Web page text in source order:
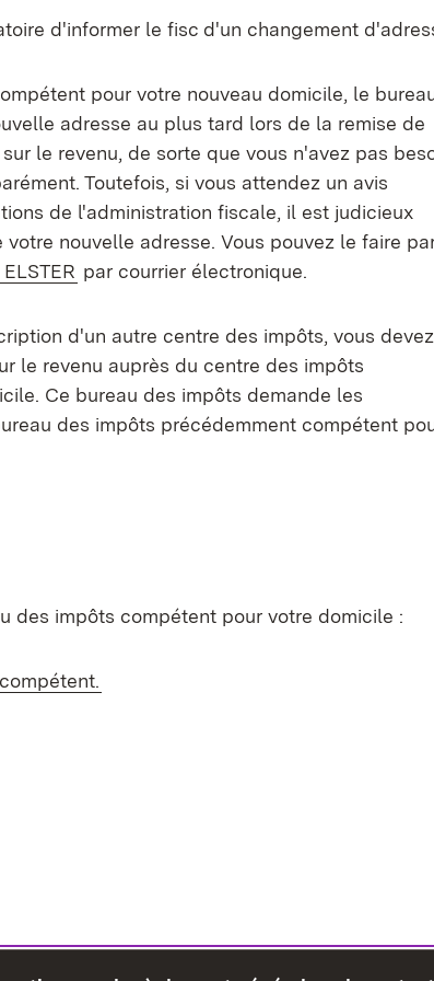
d'informer le fisc d'un changement
pour votre nouveau domicile, le
adresse au plus tard lors de la remise de
le revenu, de sorte que vous n'avez pas
Toutefois, si vous attendez un avis
de l'administration fiscale, il est judicieux
nouvelle adresse. Vous pouvez le faire
Externe:
ELSTER (S’ouvre dans un nouvel onglet)
par courrier électronique.
d'un autre centre des impôts, vous devez
le revenu auprès du centre des impôts
Ce bureau des impôts demande les
des impôts précédemment compétent
des impôts compétent pour votre domicile :